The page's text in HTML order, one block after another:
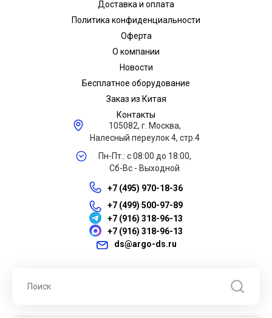
Доставка и оплата
Политика конфиденциальности
Оферта
О компании
Новости
Бесплатное оборудование
Заказ из Китая
Контакты
105082, г. Москва,
Налесный переулок 4, стр.4
Пн-Пт.: с 08:00 до 18:00,
Сб-Вс - Выходной
+7 (495) 970-18-36
+7 (499) 500-97-89
+7 (916) 318-96-13
+7 (916) 318-96-13
ds@argo-ds.ru